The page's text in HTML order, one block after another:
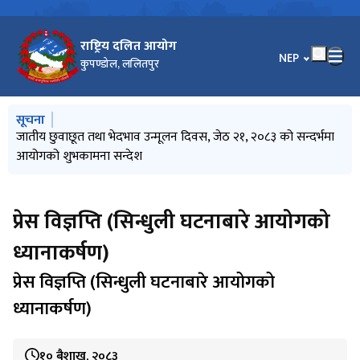
राष्ट्रिय दलित आयोग
कुपण्डोल, ललितपुर भाषा चयन गर्नुहोस्
NEP
मुख्य नेभिगेसनमा जानुहोस्
सूचना
सूचनाको हक सम्बन्धी ऐन, २०६४ को दफा ५ को उपदफा (३) को
प्रयोजनार्थ (२०८३ वैशाख महिनादेखि २०८३ असार मसान्तसम्म)
जातीय छुवाछूत तथा भेदभाव उन्मूलन दिवस, जेठ २१, २०८३ को सन्दर्भमा
आयोगको शुभकामना सन्देश
सूचना प्रविधि विस्तारः दिगो विकासको आधार
प्रेस विज्ञप्ति (सिन्धुली घटनाबारे आयोगको ध्यानाकर्षण)
उच्च शिक्षामा छात्रवृत्तिका लागि आवेदन फाराम भर्ने सम्बन्धी विश्‍वविद्यालय
अनुदान आयोगको सूचना
प्रेस विज्ञप्ति (सिन्धुली घटनाबारे आयोगको
ध्यानाकर्षण)
प्रेस विज्ञप्ति (सिन्धुली घटनाबारे आयोगको
ध्यानाकर्षण)